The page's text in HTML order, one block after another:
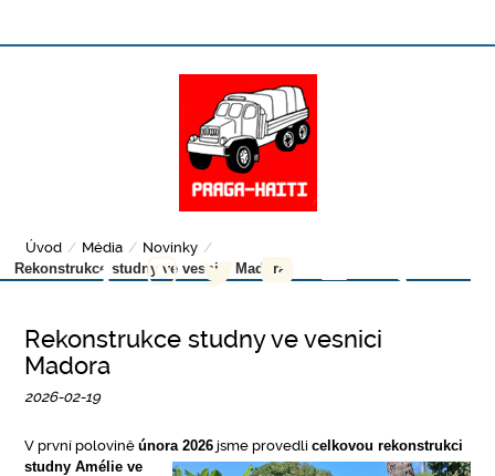
Úvod / Média / Novinky /
Rekonstrukce studny ve vesnici Madora
Rekonstrukce studny ve vesnici
Madora
2026-02-19
V první poloviněúnora 2026 jsme provedlicelkovourekonstrukci
studny Amélie ve